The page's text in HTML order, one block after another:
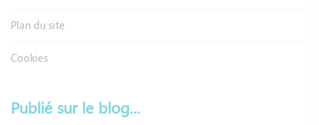
Plan du site
Cookies
Publié sur le blog...